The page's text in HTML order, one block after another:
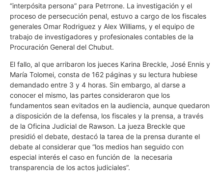
“interpósita persona” para Petrrone. La investigación y el
proceso de persecución penal, estuvo a cargo de los fiscales
generales Omar Rodriguez y Alex Williams, y el equipo de
trabajo de investigadores y profesionales contables de la
Procuración General del Chubut.
El fallo, al que arribaron los jueces Karina Breckle, José Ennis y
María Tolomei, consta de 162 páginas y su lectura hubiese
demandado entre 3 y 4 horas. Sin embargo, al darse a
conocer el mismo, las partes consideraron que los
fundamentos sean evitados en la audiencia, aunque quedaron
a disposición de la defensa, los fiscales y la prensa, a través
de la Oficina Judicial de Rawson. La jueza Breckle que
presidió el debate, destacó la tarea de la prensa durante el
debate al considerar que “los medios han seguido con
especial interés el caso en función de la necesaria
transparencia de los actos judiciales”.